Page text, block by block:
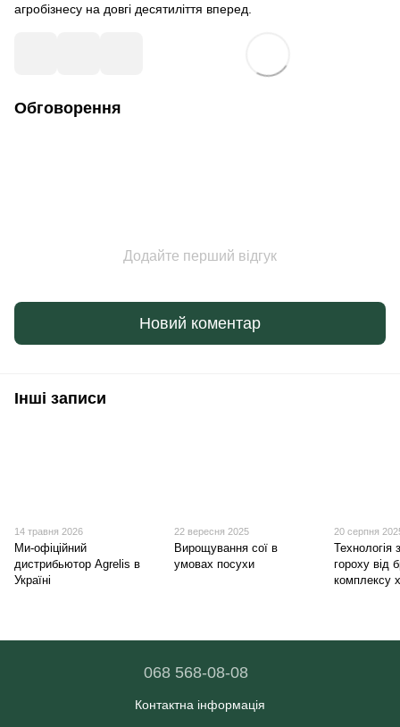
агробізнесу на довгі десятиліття вперед.
Обговорення
Додайте перший відгук
Новий коментар
Інші записи
14 травня 2026
Ми-офіційний
дистрибьютор Agrelis в
Україні
22 вересня 2025
Вирощування сої в
умовах посухи
20 серпня
Технологія
гороху від
комплексу
068 568-08-08
Контактна інформація